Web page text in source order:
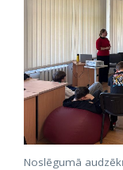
Noslēgumā